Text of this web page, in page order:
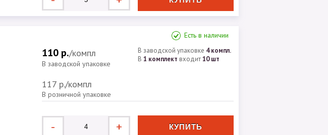
Есть в наличии
110 р./компл
В заводской упаковке
117 р./компл
В розничной упаковке
В заводской упаковке 4 компл.
В 1 комплект входит10 шт
- +